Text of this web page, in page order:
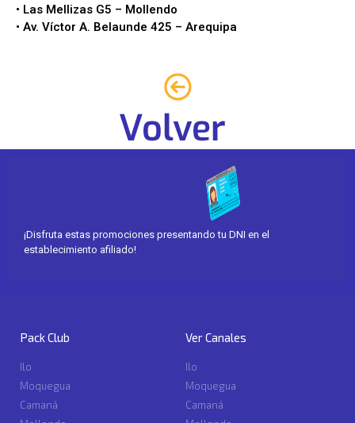
• Las Mellizas G5 – Mollendo
• Av. Víctor A. Belaunde 425 – Arequipa
¡Disfruta estas promociones presentando tu DNI en el
establecimiento afiliado!
Pack Club
Ilo
Moquegua
Camaná
Ver Canales
Ilo
Moquegua
Camaná